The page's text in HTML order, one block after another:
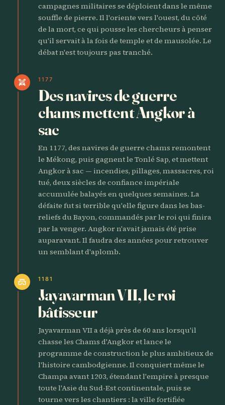
campagnes militaires se déploient dans le même
souffle de pierre. Il l'oriente vers l'ouest, du côté
de la mort, ce qui pousse les chercheurs à penser
qu'il servait à la fois de temple et de mausolée. Le
débat n'est toujours pas tranché.
swords 1177
Des navires de guerre
chams mettent Angkor à
sac
En 1177, des navires de guerre chams remontent
le Mékong, puis gagnent le Tonlé Sap, et mettent
Angkor à sac — incendies, pillages, massacres, roi
tué, deux siècles de confiance impériale
accumulée balayés en quelques semaines. La
défaite fut si terrible qu'elle figure dans les bas-
reliefs du Bayon, commandés par le roi qui finira
par la venger. Angkor n'avait jamais été prise
auparavant. Il faudra des années pour retrouver
un semblant d'aplomb.
castle 1181
Jayavarman VII, le roi
bâtisseur
Jayavarman VII a déjà près de 60 ans lorsqu'il
chasse les Chams d'Angkor et lance le
programme de construction le plus ambitieux de
l'histoire cambodgienne. Il conquiert même le
Champa avant 1203, étendant l'empire à presque
toute l'Asie du Sud-Est continentale, puis se
tourne vers les chantiers : la ville fortifiée